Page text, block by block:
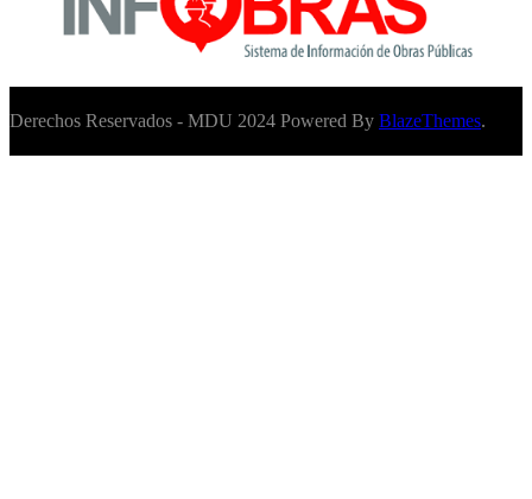
Derechos Reservados - MDU 2024 Powered By BlazeThemes.